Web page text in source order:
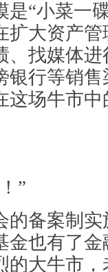
“小菜一
扩大资产
、找媒体
银行等销
这场牛市
”
备案制实
金也有了
的大牛市